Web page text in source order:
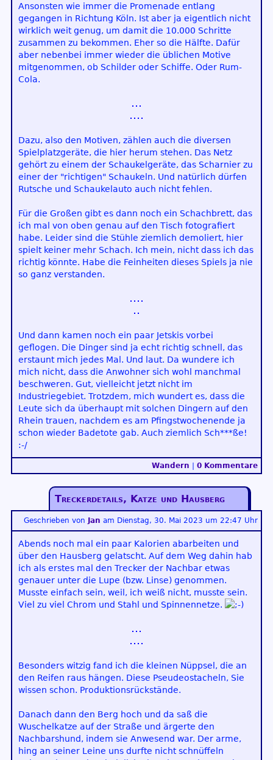
Ansonsten wie immer die Promenade entlang
gegangen in Richtung Köln. Ist aber ja eigentlich nicht
wirklich weit genug, um damit die 10.000 Schritte
zusammen zu bekommen. Eher so die Hälfte. Dafür
aber nebenbei immer wieder die üblichen Motive
mitgenommen, ob Schilder oder Schiffe. Oder Rum-
Cola.
Dazu, also den Motiven, zählen auch die diversen
Spielplatzgeräte, die hier herum stehen. Das Netz
gehört zu einem der Schaukelgeräte, das Scharnier zu
einer der "richtigen" Schaukeln. Und natürlich dürfen
Rutsche und Schaukelauto auch nicht fehlen.
Für die Großen gibt es dann noch ein Schachbrett, das
ich mal von oben genau auf den Tisch fotografiert
habe. Leider sind die Stühle ziemlich demoliert, hier
spielt keiner mehr Schach. Ich mein, nicht dass ich das
richtig könnte. Habe die Feinheiten dieses Spiels ja nie
so ganz verstanden.
Und dann kamen noch ein paar Jetskis vorbei
geflogen. Die Dinger sind ja echt richtig schnell, das
erstaunt mich jedes Mal. Und laut. Da wundere ich
mich nicht, dass die Anwohner sich wohl manchmal
beschweren. Gut, vielleicht jetzt nicht im
Industriegebiet. Trotzdem, mich wundert es, dass die
Leute sich da überhaupt mit solchen Dingern auf den
Rhein trauen, nachdem es am Pfingstwochenende ja
schon wieder Badetote gab. Auch ziemlich Sch***ße!
:-/
Wandern 0 Kommentare
Treckerdetails, Katze und Hausberg
Geschrieben von Jan am Dienstag, 30. Mai 2023 um 22:47 Uhr
Abends noch mal ein paar Kalorien abarbeiten und
über den Hausberg gelatscht. Auf dem Weg dahin hab
ich als erstes mal den Trecker der Nachbar etwas
genauer unter die Lupe (bzw. Linse) genommen.
Musste einfach sein, weil, ich weiß nicht, musste sein.
Viel zu viel Chrom und Stahl und Spinnennetze.
Besonders witzig fand ich die kleinen Nüppsel, die an
den Reifen raus hängen. Diese Pseudeostacheln, Sie
wissen schon. Produktionsrückstände.
Danach dann den Berg hoch und da saß die
Wuschelkatze auf der Straße und ärgerte den
Nachbarshund, indem sie Anwesend war. Der arme,
hing an seiner Leine uns durfte nicht schnüffeln